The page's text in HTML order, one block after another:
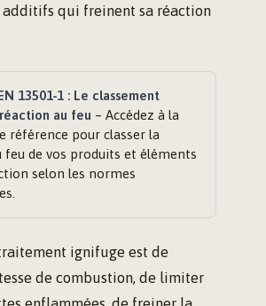
qui freinent sa réaction
13501-1 : Le classement
au feu – Accédez à la
référence pour classer la
feu de vos produits et éléments
selon les normes
ignifuge est de
de combustion, de limiter